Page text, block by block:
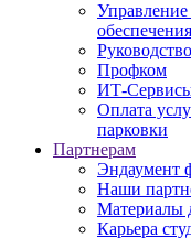
Управление
обеспечения
Профком
ИТ-
Оплата
парковки
Партнерам
Эндаумент
Наши
Материалы
Карьера